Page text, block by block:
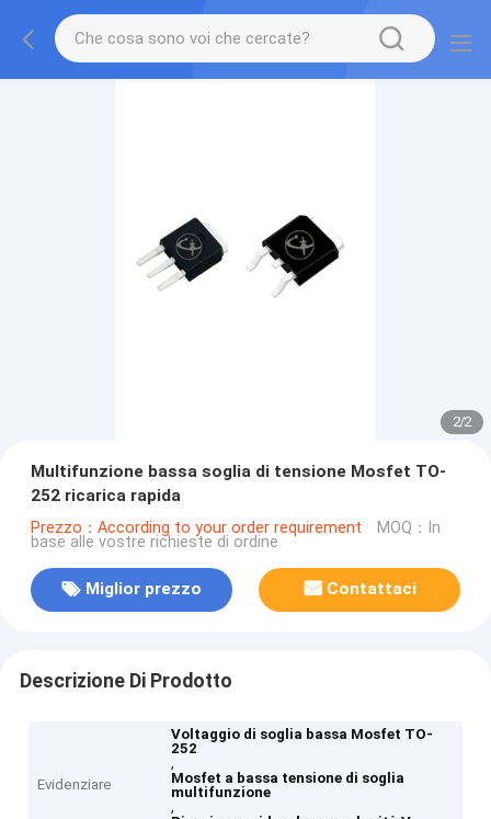
2/2
Multifunzione bassa soglia di tensione Mosfet TO-
252 ricarica rapida
Prezzo：According to your order requirement MOQ：In
base alle vostre richieste di ordine
Miglior prezzo Contattaci
Descrizione Di Prodotto
Evidenziare
Voltaggio di soglia bassa Mosfet TO-
252
,
Mosfet a bassa tensione di soglia
multifunzione
,